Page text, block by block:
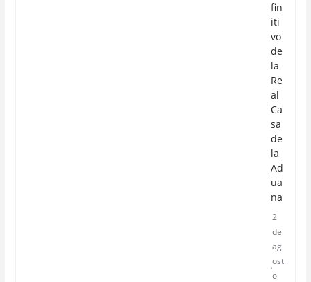
fin
iti
vo
de
la
Re
al
Ca
sa
de
la
Ad
ua
na
2
de
ag
ost
o